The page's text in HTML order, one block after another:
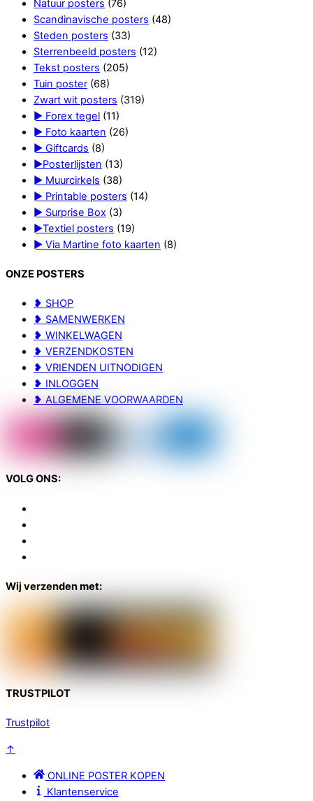
Natuur posters (76)
Scandinavische posters (48)
Steden posters (33)
Sterrenbeeld posters (12)
Tekst posters (205)
Tuin poster (68)
Zwart wit posters (319)
► Forex tegel (11)
► Foto kaarten (26)
► Giftcards (8)
►Posterlijsten (13)
► Muurcirkels (38)
► Printable posters (14)
► Surprise Box (3)
►Textiel posters (19)
► Via Martine foto kaarten (8)
ONZE POSTERS
❥ SHOP
❥ SAMENWERKEN
❥ WINKELWAGEN
❥ VERZENDKOSTEN
❥ VRIENDEN UITNODIGEN
❥ INLOGGEN
❥ ALGEMENE VOORWAARDEN
VOLG ONS:
Wij verzenden met:
TRUSTPILOT
Trustpilot
↑
ONLINE POSTER KOPEN
Klantenservice